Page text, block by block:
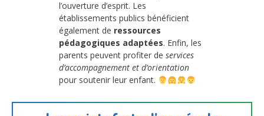
l’ouverture d’esprit. Les
établissements publics bénéficient
également de ressources
pédagogiques adaptées. Enfin, les
parents peuvent profiter de services
d’accompagnement et d’orientation
pour soutenir leur enfant.